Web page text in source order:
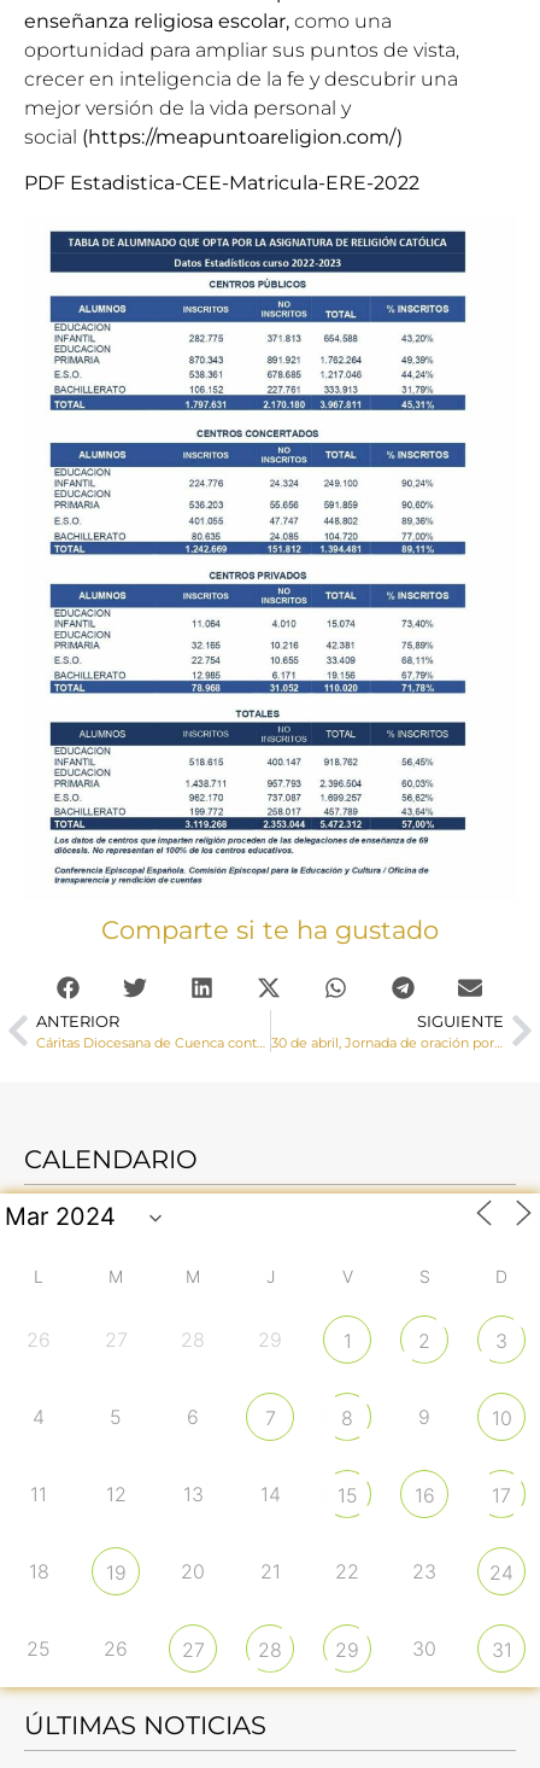
enseñanza religiosa escolar, como una
oportunidad para ampliar sus puntos de vista,
crecer en inteligencia de la fe y descubrir una
mejor versión de la vida personal y
social (https://meapuntoareligion.com/)
PDF Estadistica-CEE-Matricula-ERE-2022
Comparte si te ha gustado
ANTERIOR
Cáritas Diocesana de Cuenca contribuye contra la prevención de la malaria en África
SIGUIENTE
30 de abril, Jornada de oración por las vocaciones y vocaciones nativas 2023
CALENDARIO
L M M J V S D
26 27 28 29 1 2 3
4 5 6 7 8 9 10
11 12 13 14 15 16 17
18 19 20 21 22 23 24
25 26 27 28 29 30 31
ÚLTIMAS NOTICIAS